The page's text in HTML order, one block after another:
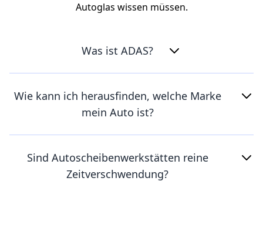
Autoglas wissen müssen.
Was ist ADAS?
Wie kann ich herausfinden, welche Marke
mein Auto ist?
Sind Autoscheibenwerkstätten reine
Zeitverschwendung?